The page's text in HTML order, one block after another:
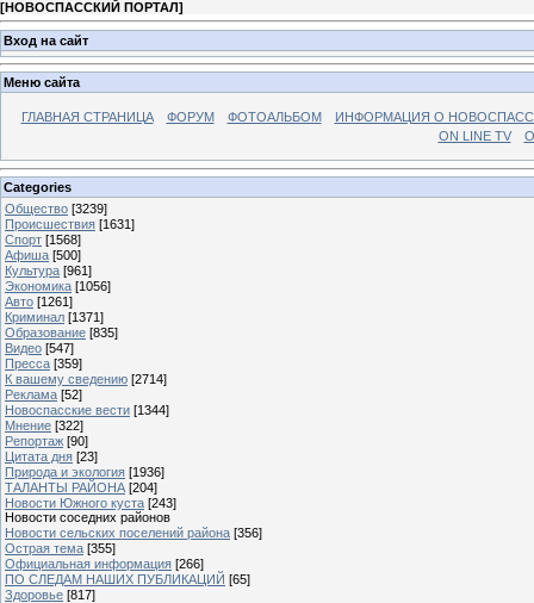
[НОВОСПАССКИЙ ПОРТАЛ]
Вход на сайт
Меню сайта
ГЛАВНАЯ СТРАНИЦА ФОРУМ ФОТОАЛЬБОМ
ИНФОРМАЦИЯ О
ON LINE TV
Categories
Общество [3239]
Происшествия [1631]
Спорт [1568]
Афиша [500]
Культура [961]
Экономика [1056]
Авто [1261]
Криминал [1371]
Образование [835]
Видео [547]
Пресса [359]
К вашему сведению [2714]
Реклама [52]
Новоспасские вести [1344]
Мнение [322]
Репортаж [90]
Цитата дня [23]
Природа и экология [1936]
ТАЛАНТЫ РАЙОНА [204]
Новости Южного куста [243]
Новости соседних районов
Новости сельских поселений района [356]
Острая тема [355]
Официальная информация [266]
ПО СЛЕДАМ НАШИХ ПУБЛИКАЦИЙ [65]
Здоровье [817]